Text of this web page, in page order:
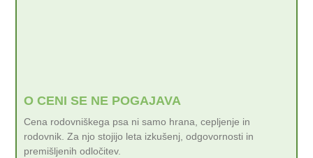
O CENI SE NE POGAJAVA
Cena rodovniškega psa ni samo hrana, cepljenje in
rodovnik. Za njo stojijo leta izkušenj, odgovornosti in
premišljenih odločitev.